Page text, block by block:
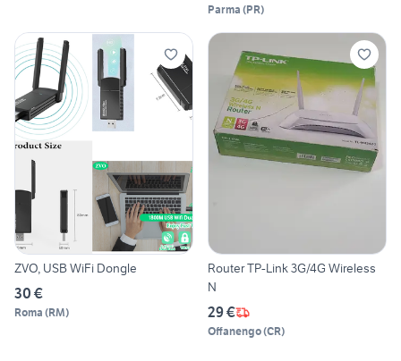
Parma (PR)
ZVO, USB WiFi Dongle
30 €
Roma (RM)
Router TP-Link 3G/4G Wireless
N
29 €
Offanengo(CR)